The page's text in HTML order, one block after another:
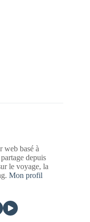
web basé à
depuis
le voyage, la
Mon profil